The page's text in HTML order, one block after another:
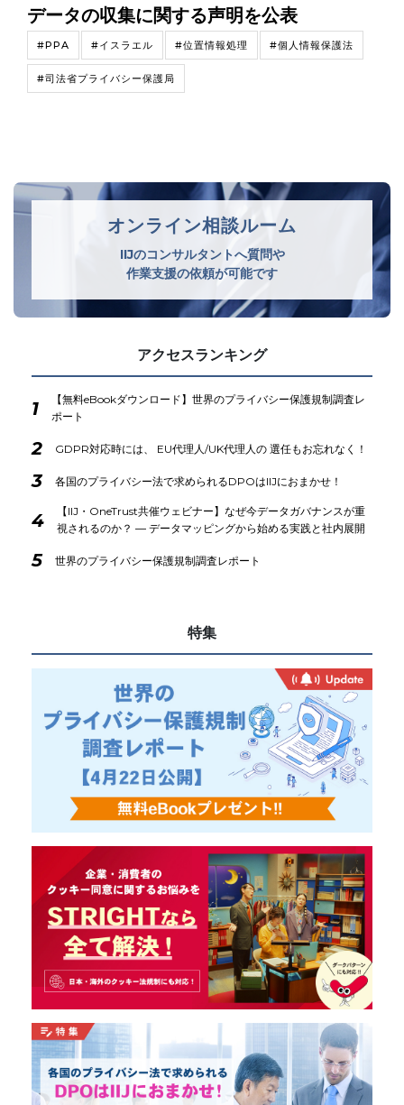
データの収集に関する声明を公表
#PPA #イスラエル #位置情報処理 #個人情報保護法
#司法省プライバシー保護局
オンライン相談ルーム
IIJのコンサルタントへ質問や
作業支援の依頼が可能です
アクセスランキング
1
【無料eBookダウンロード】世界のプライバシー保護規制調査レ
ポート
2 GDPR対応時には、 EU代理人/UK代理人の 選任もお忘れなく！
3 各国のプライバシー法で求められるDPOはIIJにおまかせ！
4
【IIJ・OneTrust共催ウェビナー】なぜ今データガバナンスが重
視されるのか？ ― データマッピングから始める実践と社内展開
5 世界のプライバシー保護規制調査レポート
特集